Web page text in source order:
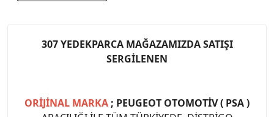
307 YEDEKPARCA MAĞAZAMIZDA SATIŞI
SERGİLENEN
ORİJİNAL MARKA ; PEUGEOT OTOMOTİV ( PSA )